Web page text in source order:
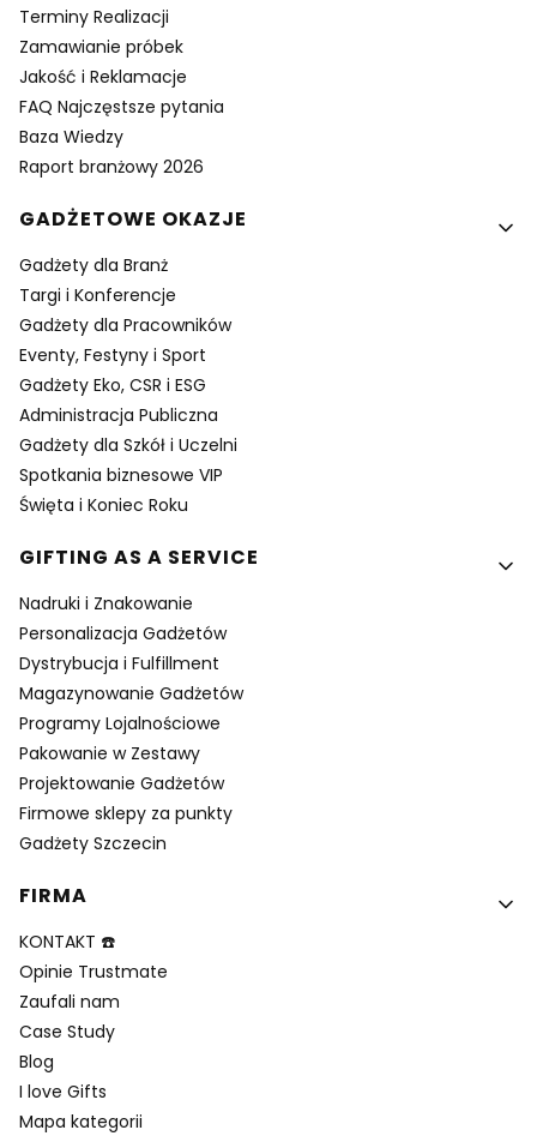
Terminy Realizacji
Zamawianie próbek
Jakość i Reklamacje
FAQ Najczęstsze pytania
Baza Wiedzy
Raport branżowy 2026
GADŻETOWE OKAZJE
Gadżety dla Branż
Targi i Konferencje
Gadżety dla Pracowników
Eventy, Festyny i Sport
Gadżety Eko, CSR i ESG
Administracja Publiczna
Gadżety dla Szkół i Uczelni
Spotkania biznesowe VIP
Święta i Koniec Roku
GIFTING AS A SERVICE
Nadruki i Znakowanie
Personalizacja Gadżetów
Dystrybucja i Fulfillment
Magazynowanie Gadżetów
Programy Lojalnościowe
Pakowanie w Zestawy
Projektowanie Gadżetów
Firmowe sklepy za punkty
Gadżety Szczecin
FIRMA
KONTAKT ☎️
Opinie Trustmate
Zaufali nam
Case Study
Blog
I love Gifts
Mapa kategorii